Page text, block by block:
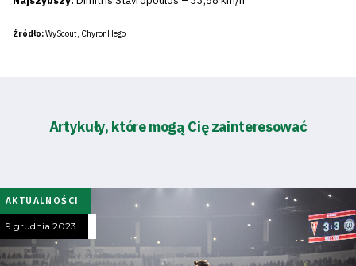
Dostępność
SEARCH
FOR:
Źródło:WyScout, ChyronHego
Artykuły, które mogą Cię zainteresować
AKTUALNOŚCI
9 grudnia 2023